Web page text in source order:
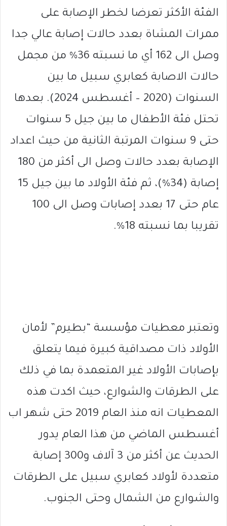
الفئة الأكثر تعرضا لخطر الإصابة على
ممرات المشاة بعدد حالات إصابة عالي جدا
وصل الى 162 أي ما نسبته 36% من مجمل
حالات الاصابة كعابري سبيل ما بين
السنوات (2020 – أغسطس 2024). بعدها
تحتل فئة الأطفال ما بين جيل 5 سنوات
حتى 9 سنوات المرتبة الثانية من حيث اعداد
الإصابة بعدد حالات وصل الى أكثر من 180
إصابة (34%)، ثم فئة الأولاد ما بين جيل 15
عام حتى 17 بعدد إصابات وصل الى 100
تقريبا بما نسبته 18%.
وتعتبر معطيات مؤسسة “بطيرم” لأمان
الأولاد ذات مصداقية كبيرة فيما يتعلق
بإصابات الأولاد غير المتعمدة بما في ذلك
على الطرقات والشوارع، حيث اكدت هذه
المعطيات انه منذ العام 2019 حتى شهر اب
أغسطس الماضي من هذا العام يدور
الحديث عن أكثر من 3 آلاف و300 إصابة
متعددة لأولاد كعابري سبيل على الطرقات
والشوارع من الشمال وحتى الجنوب.